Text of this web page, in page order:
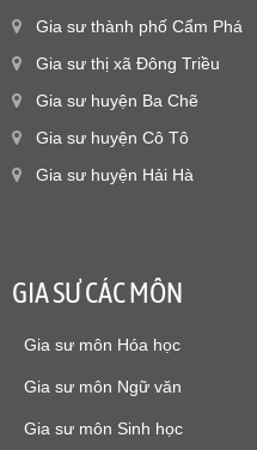
Gia sư thành phố Cẩm Phá
Gia sư thị xã Đông Triều
Gia sư huyện Ba Chẽ
Gia sư huyện Cô Tô
Gia sư huyện Hải Hà
GIA SƯ CÁC MÔN
Gia sư môn Hóa học
Gia sư môn Ngữ văn
Gia sư môn Sinh học